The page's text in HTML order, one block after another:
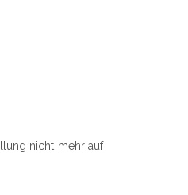
nicht mehr auf